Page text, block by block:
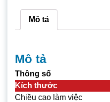
Mô tả
Mô tả
Thông số
Kích thước
Chiều cao làm việc